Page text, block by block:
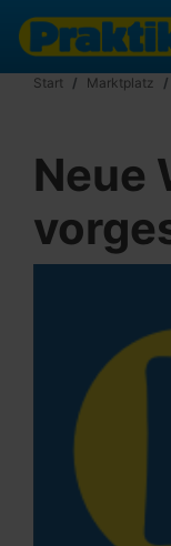
Start Marktplatz
Neue